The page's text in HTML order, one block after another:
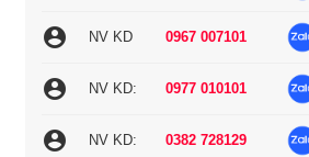
account_circle NV KD 0967 007101
account_circle NV KD: 0977 010101
account_circle NV KD: 0382 728129